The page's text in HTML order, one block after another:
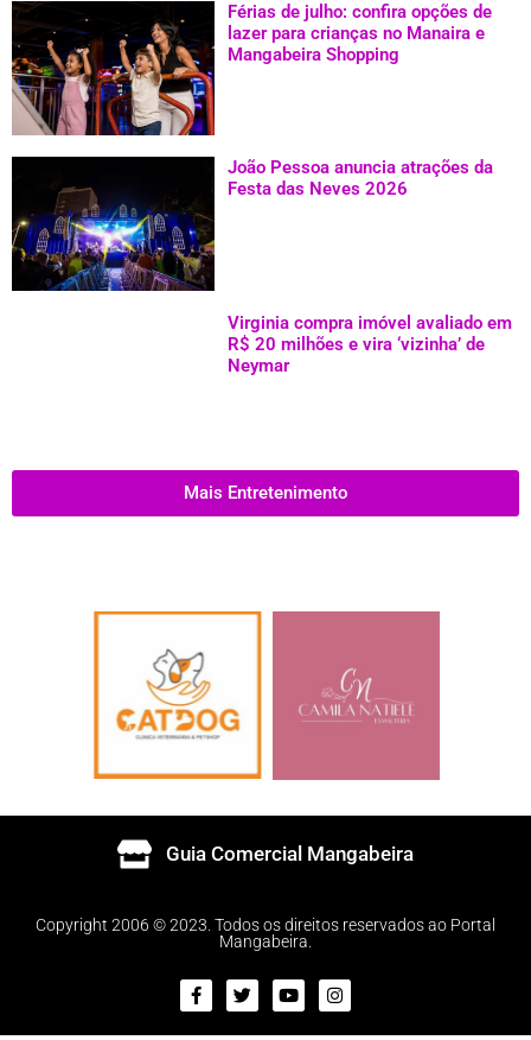
Férias de julho: confira opções de
lazer para crianças no Manaira e
Mangabeira Shopping
João Pessoa anuncia atrações da
Festa das Neves 2026
Virginia compra imóvel avaliado em
R$ 20 milhões e vira ‘vizinha’ de
Neymar
Mais Entretenimento
Guia Comercial Mangabeira
Copyright 2006 © 2023. Todos os direitos reservados ao Portal
Mangabeira.